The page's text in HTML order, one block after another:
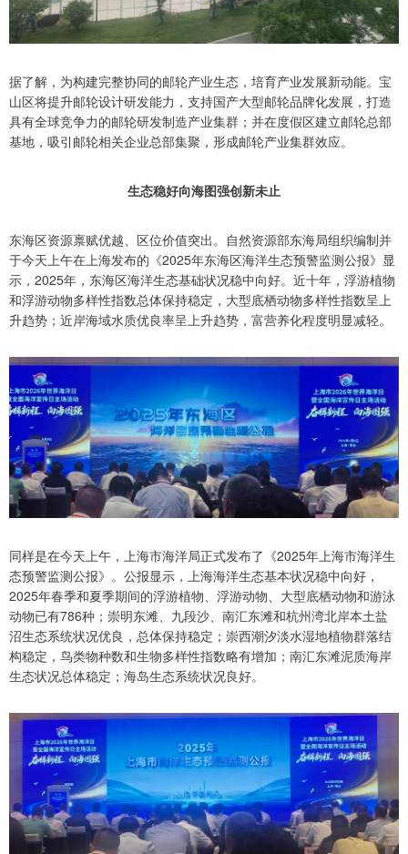
据了解，为构建完整协同的邮轮产业生态，培育产业发展新动能。宝
山区将提升邮轮设计研发能力，支持国产大型邮轮品牌化发展，打造
具有全球竞争力的邮轮研发制造产业集群；并在度假区建立邮轮总部
基地，吸引邮轮相关企业总部集聚，形成邮轮产业集群效应。
生态稳好向海图强创新未止
东海区资源禀赋优越、区位价值突出。自然资源部东海局组织编制并
于今天上午在上海发布的《2025年东海区海洋生态预警监测公报》显
示，2025年，东海区海洋生态基础状况稳中向好。近十年，浮游植物
和浮游动物多样性指数总体保持稳定，大型底栖动物多样性指数呈上
升趋势；近岸海域水质优良率呈上升趋势，富营养化程度明显减轻。
同样是在今天上午，上海市海洋局正式发布了《2025年上海市海洋生
态预警监测公报》。公报显示，上海海洋生态基本状况稳中向好，
2025年春季和夏季期间的浮游植物、浮游动物、大型底栖动物和游泳
动物已有786种；崇明东滩、九段沙、南汇东滩和杭州湾北岸本土盐
沼生态系统状况优良，总体保持稳定；崇西潮汐淡水湿地植物群落结
构稳定，鸟类物种数和生物多样性指数略有增加；南汇东滩泥质海岸
生态状况总体稳定；海岛生态系统状况良好。